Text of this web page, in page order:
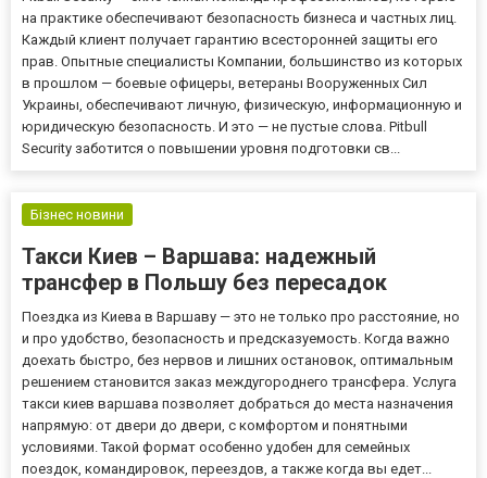
на практике обеспечивают безопасность бизнеса и частных лиц.
Каждый клиент получает гарантию всесторонней защиты его
прав. Опытные специалисты Компании, большинство из которых
в прошлом — боевые офицеры, ветераны Вооруженных Сил
Украины, обеспечивают личную, физическую, информационную и
юридическую безопасность. И это — не пустые слова. Pitbull
Security заботится о повышении уровня подготовки св...
Бізнес новини
Такси Киев – Варшава: надежный
трансфер в Польшу без пересадок
Поездка из Киева в Варшаву — это не только про расстояние, но
и про удобство, безопасность и предсказуемость. Когда важно
доехать быстро, без нервов и лишних остановок, оптимальным
решением становится заказ междугороднего трансфера. Услуга
такси киев варшава позволяет добраться до места назначения
напрямую: от двери до двери, с комфортом и понятными
условиями. Такой формат особенно удобен для семейных
поездок, командировок, переездов, а также когда вы едет...